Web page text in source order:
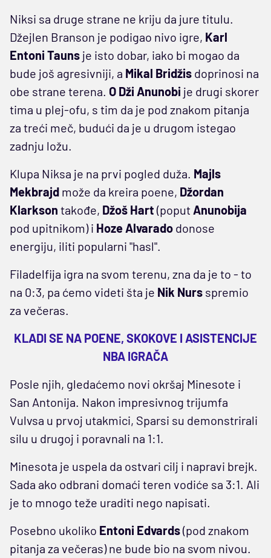
Niksi sa druge strane ne kriju da jure titulu.
Džejlen Branson je podigao nivo igre, Karl
Entoni Tauns je isto dobar, iako bi mogao da
bude još agresivniji, a Mikal Bridžis doprinosi na
obe strane terena. O Dži Anunobi je drugi skorer
tima u plej-ofu, s tim da je pod znakom pitanja
za treći meč, budući da je u drugom istegao
zadnju ložu.
Klupa Niksa je na prvi pogled duža. Majls
Mekbrajd može da kreira poene, Džordan
Klarkson takođe, Džoš Hart (poput Anunobija
pod upitnikom) i Hoze Alvarado donose
energiju, iliti popularni "hasl".
Filadelfija igra na svom terenu, zna da je to - to
na 0:3, pa ćemo videti šta je Nik Nurs spremio
za večeras.
KLADI SE NA POENE, SKOKOVE I ASISTENCIJE
NBA IGRAČA
Posle njih, gledaćemo novi okršaj Minesote i
San Antonija. Nakon impresivnog trijumfa
Vulvsa u prvoj utakmici, Sparsi su demonstrirali
silu u drugoj i poravnali na 1:1.
Minesota je uspela da ostvari cilj i napravi brejk.
Sada ako odbrani domaći teren vodiće sa 3:1. Ali
je to mnogo teže uraditi nego napisati.
Posebno ukoliko Entoni Edvards(pod znakom
pitanja za večeras) ne bude bio na svom nivou.